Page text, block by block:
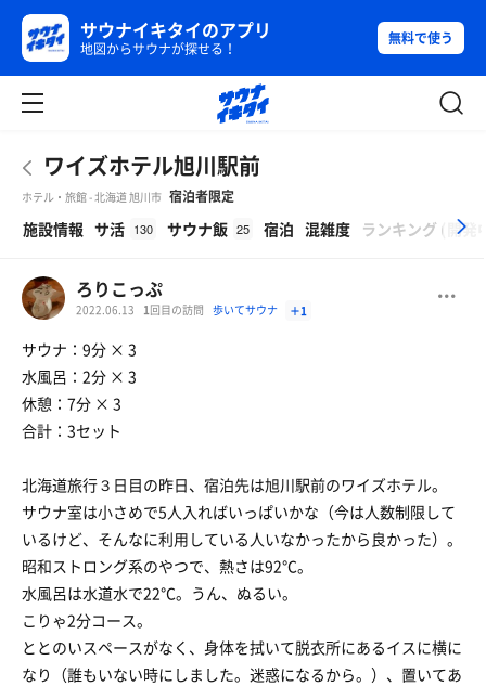
サウナイキタイのアプリ
地図からサウナが探せる！
無料で使う
ワイズホテル旭川駅前
ホテル・旅館 - 北海道 旭川市 宿泊者限定
施設情報 サ活 130 サウナ飯 25 宿泊 混雑度 ランキング ( 開発
ろりこっぷ
2022.06.13 1回目の訪問 歩いてサウナ ＋1
サウナ：9分 × 3
水風呂：2分 × 3
休憩：7分 × 3
合計：3セット
北海道旅行３日目の昨日、宿泊先は旭川駅前のワイズホテル。
サウナ室は小さめで5人入ればいっぱいかな（今は人数制限して
いるけど、そんなに利用している人いなかったから良かった）。
昭和ストロング系のやつで、熱さは92℃。
水風呂は水道水で22℃。うん、ぬるい。
こりゃ2分コース。
ととのいスペースがなく、身体を拭いて脱衣所にあるイスに横に
なり（誰もいない時にしました。迷惑になるから。）、置いてあ